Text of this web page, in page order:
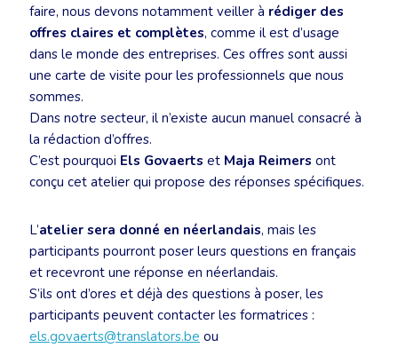
faire, nous devons notamment veiller à rédiger des
offres claires et complètes, comme il est d’usage
dans le monde des entreprises. Ces offres sont aussi
une carte de visite pour les professionnels que nous
sommes.
Dans notre secteur, il n’existe aucun manuel consacré à
la rédaction d’offres.
C’est pourquoi Els Govaerts et Maja Reimers ont
conçu cet atelier qui propose des réponses spécifiques.
L’atelier sera donné en néerlandais, mais les
participants pourront poser leurs questions en français
et recevront une réponse en néerlandais.
S’ils ont d’ores et déjà des questions à poser, les
participants peuvent contacter les formatrices :
els.govaerts@translators.be ou